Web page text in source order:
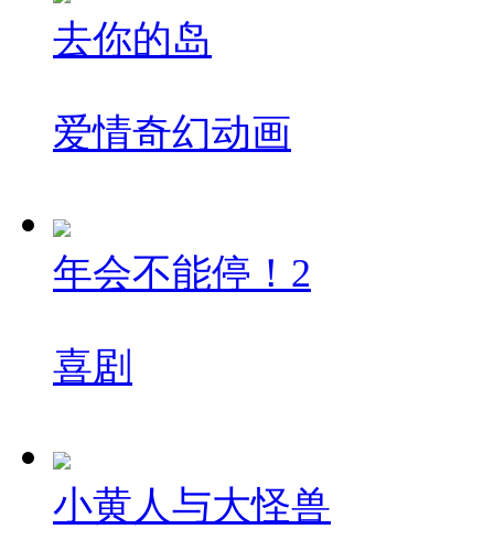
去你的岛
爱情奇幻动画
年会不能停！2
喜剧
小黄人与大怪兽